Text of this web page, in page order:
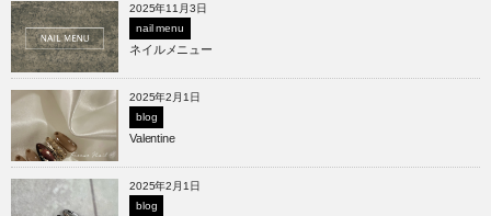
2025年11月3日
nail menu
ネイルメニュー
2025年2月1日
blog
Valentine
2025年2月1日
blog